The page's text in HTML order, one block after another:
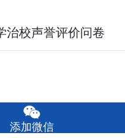
治校声誉评价问卷

添加微信